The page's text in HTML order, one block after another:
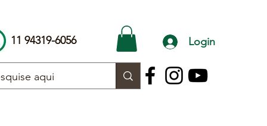
11 94319-6056 Login